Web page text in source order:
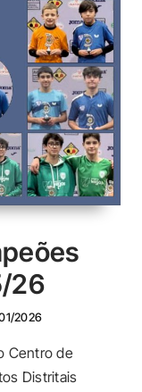
26
2026
Centro de
Distritais